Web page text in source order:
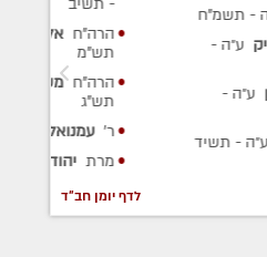
ע״ה-
ע״ה-
- תש"פ
- תשפ"ב
לדף יומן חב"ד